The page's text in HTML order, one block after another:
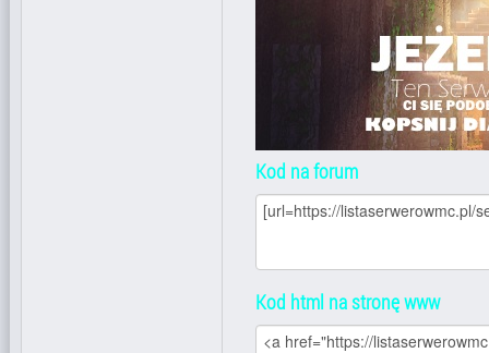
Kod na forum
Kod html na stronę www